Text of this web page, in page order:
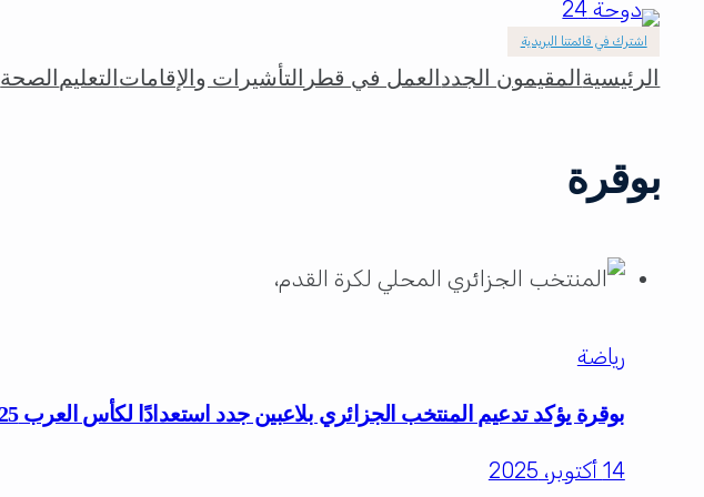
اشترك في قائمتنا البريدية
الرئيسيةالمقيمون الجددالعمل في قطر التأشيرات والإقاماتالتعليمالصحة
بوقرة
رياضة
بوقرة يؤكد تدعيم المنتخب الجزائري بلاعبين جدد استعدادًا لكأس العرب 2025
14 أكتوبر، 2025